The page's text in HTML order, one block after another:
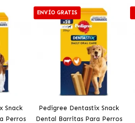
Snack
Perros
ENVÍO GRATIS
Pedigree Dentastix Snack
Dental Barritas Para Perros